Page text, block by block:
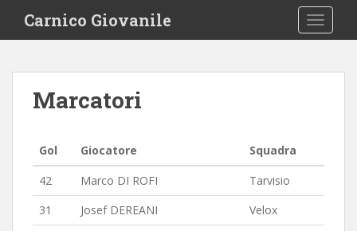
i
Carnico Giovanile
Marcatori
Gol Giocatore
Squadra
42
Marco DI ROFI
Tarvisio
31
Josef DEREANI
Velox